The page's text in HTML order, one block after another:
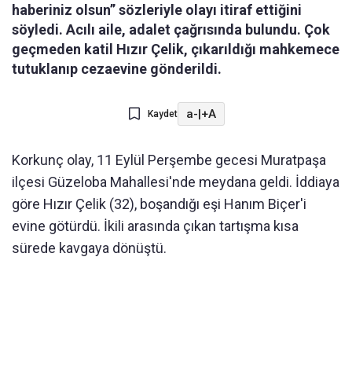
haberiniz olsun” sözleriyle olayı itiraf ettiğini
söyledi. Acılı aile, adalet çağrısında bulundu. Çok
geçmeden katil Hızır Çelik, çıkarıldığı mahkemece
tutuklanıp cezaevine gönderildi.
Kaydet a-|+A
Korkunç olay, 11 Eylül Perşembe gecesi Muratpaşa
ilçesi Güzeloba Mahallesi'nde meydana geldi. İddiaya
göre Hızır Çelik (32), boşandığı eşi Hanım Biçer'i
evine götürdü. İkili arasında çıkan tartışma kısa
sürede kavgaya dönüştü.